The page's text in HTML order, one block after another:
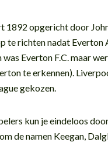
1892 opgericht door
te richten nadat Everton
Everton F.C. maar
te erkennen).
gekozen.
kun je eindeloos
de namen Keegan,